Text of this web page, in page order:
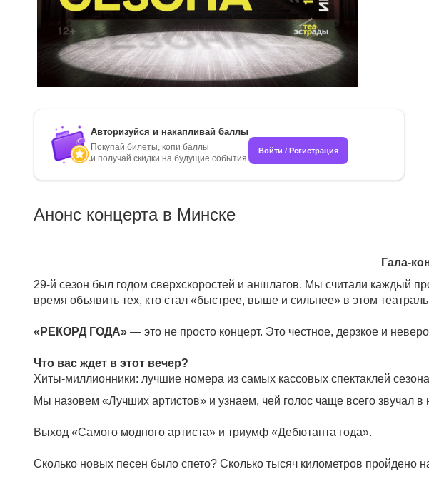
Авторизуйся и накапливай баллы
Покупай билеты, копи баллы
и получай скидки на будущие события
Войти / Регистрация
Анонс концерта в Минске
Гала-
29-й сезон был годом сверхскоростей и аншлагов. Мы считали каждый
время объявить тех, кто стал «быстрее, выше и сильнее» в этом
«РЕКОРД ГОДА» — это не просто концерт. Это честное, дерзкое и
Что вас ждет в этот вечер?
Хиты-миллионники: лучшие номера из самых кассовых спектаклей
Мы назовем «Лучших артистов» и узнаем, чей голос чаще всего звучал
Выход «Самого модного артиста» и триумф «Дебютанта года».
Сколько новых песен было спето? Сколько тысяч километров